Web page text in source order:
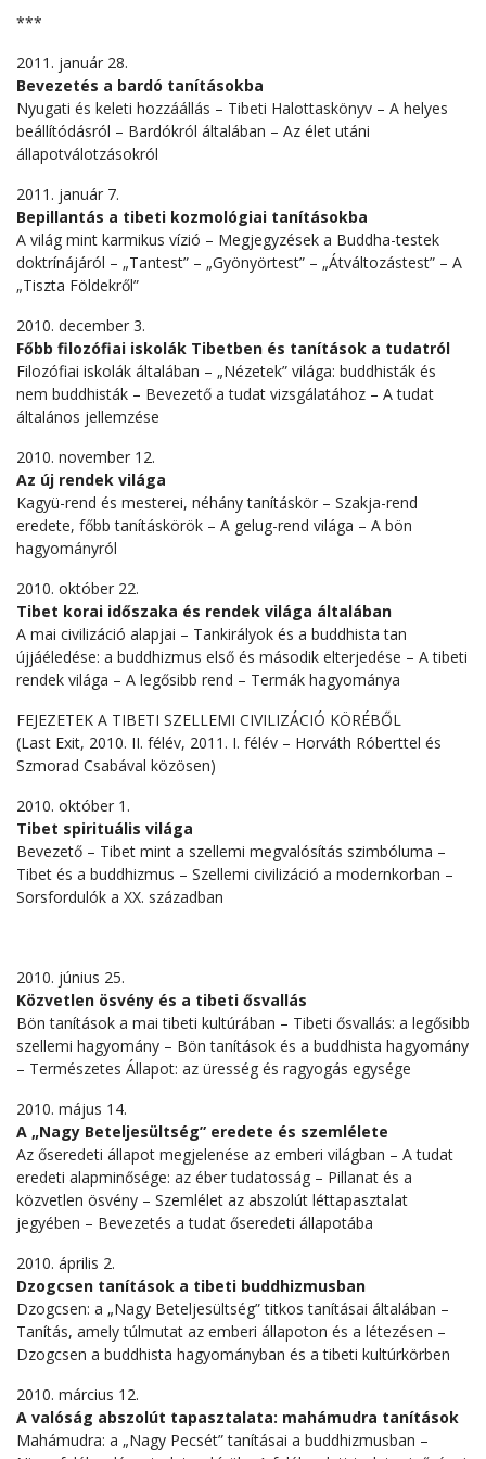
***
2011. január 28.
Bevezetés a bardó tanításokba
Nyugati és keleti hozzáállás – Tibeti Halottaskönyv – A helyes
beállítódásról – Bardókról általában – Az élet utáni
állapotválotzásokról
2011. január 7.
Bepillantás a tibeti kozmológiai tanításokba
A világ mint karmikus vízió – Megjegyzések a Buddha-testek
doktrínájáról – „Tantest” – „Gyönyörtest” – „Átváltozástest” – A
„Tiszta Földekről”
2010. december 3.
Főbb filozófiai iskolák Tibetben és tanítások a tudatról
Filozófiai iskolák általában – „Nézetek” világa: buddhisták és
nem buddhisták – Bevezető a tudat vizsgálatához – A tudat
általános jellemzése
2010. november 12.
Az új rendek világa
Kagyü-rend és mesterei, néhány tanításkör – Szakja-rend
eredete, főbb tanításkörök – A gelug-rend világa – A bön
hagyományról
2010. október 22.
Tibet korai időszaka és rendek világa általában
A mai civilizáció alapjai – Tankirályok és a buddhista tan
újjáéledése: a buddhizmus első és második elterjedése – A tibeti
rendek világa – A legősibb rend – Termák hagyománya
FEJEZETEK A TIBETI SZELLEMI CIVILIZÁCIÓ KÖRÉBŐL
(Last Exit, 2010. II. félév, 2011. I. félév – Horváth Róberttel és
Szmorad Csabával közösen)
2010. október 1.
Tibet spirituális világa
Bevezető – Tibet mint a szellemi megvalósítás szimbóluma –
Tibet és a buddhizmus – Szellemi civilizáció a modernkorban –
Sorsfordulók a XX. században
2010. június 25.
Közvetlen ösvény és a tibeti ősvallás
Bön tanítások a mai tibeti kultúrában – Tibeti ősvallás: a legősibb
szellemi hagyomány – Bön tanítások és a buddhista hagyomány
– Természetes Állapot: az üresség és ragyogás egysége
2010. május 14.
A „Nagy Beteljesültség” eredete és szemlélete
Az őseredeti állapot megjelenése az emberi világban – A tudat
eredeti alapminősége: az éber tudatosság – Pillanat és a
közvetlen ösvény – Szemlélet az abszolút léttapasztalat
jegyében – Bevezetés a tudat őseredeti állapotába
2010. április 2.
Dzogcsen tanítások a tibeti buddhizmusban
Dzogcsen: a „Nagy Beteljesültség” titkos tanításai általában –
Tanítás, amely túlmutat az emberi állapoton és a létezésen –
Dzogcsen a buddhista hagyományban és a tibeti kultúrkörben
2010. március 12.
A valóság abszolút tapasztalata: mahámudra tanítások
Mahámudra: a „Nagy Pecsét” tanításai a buddhizmusban –